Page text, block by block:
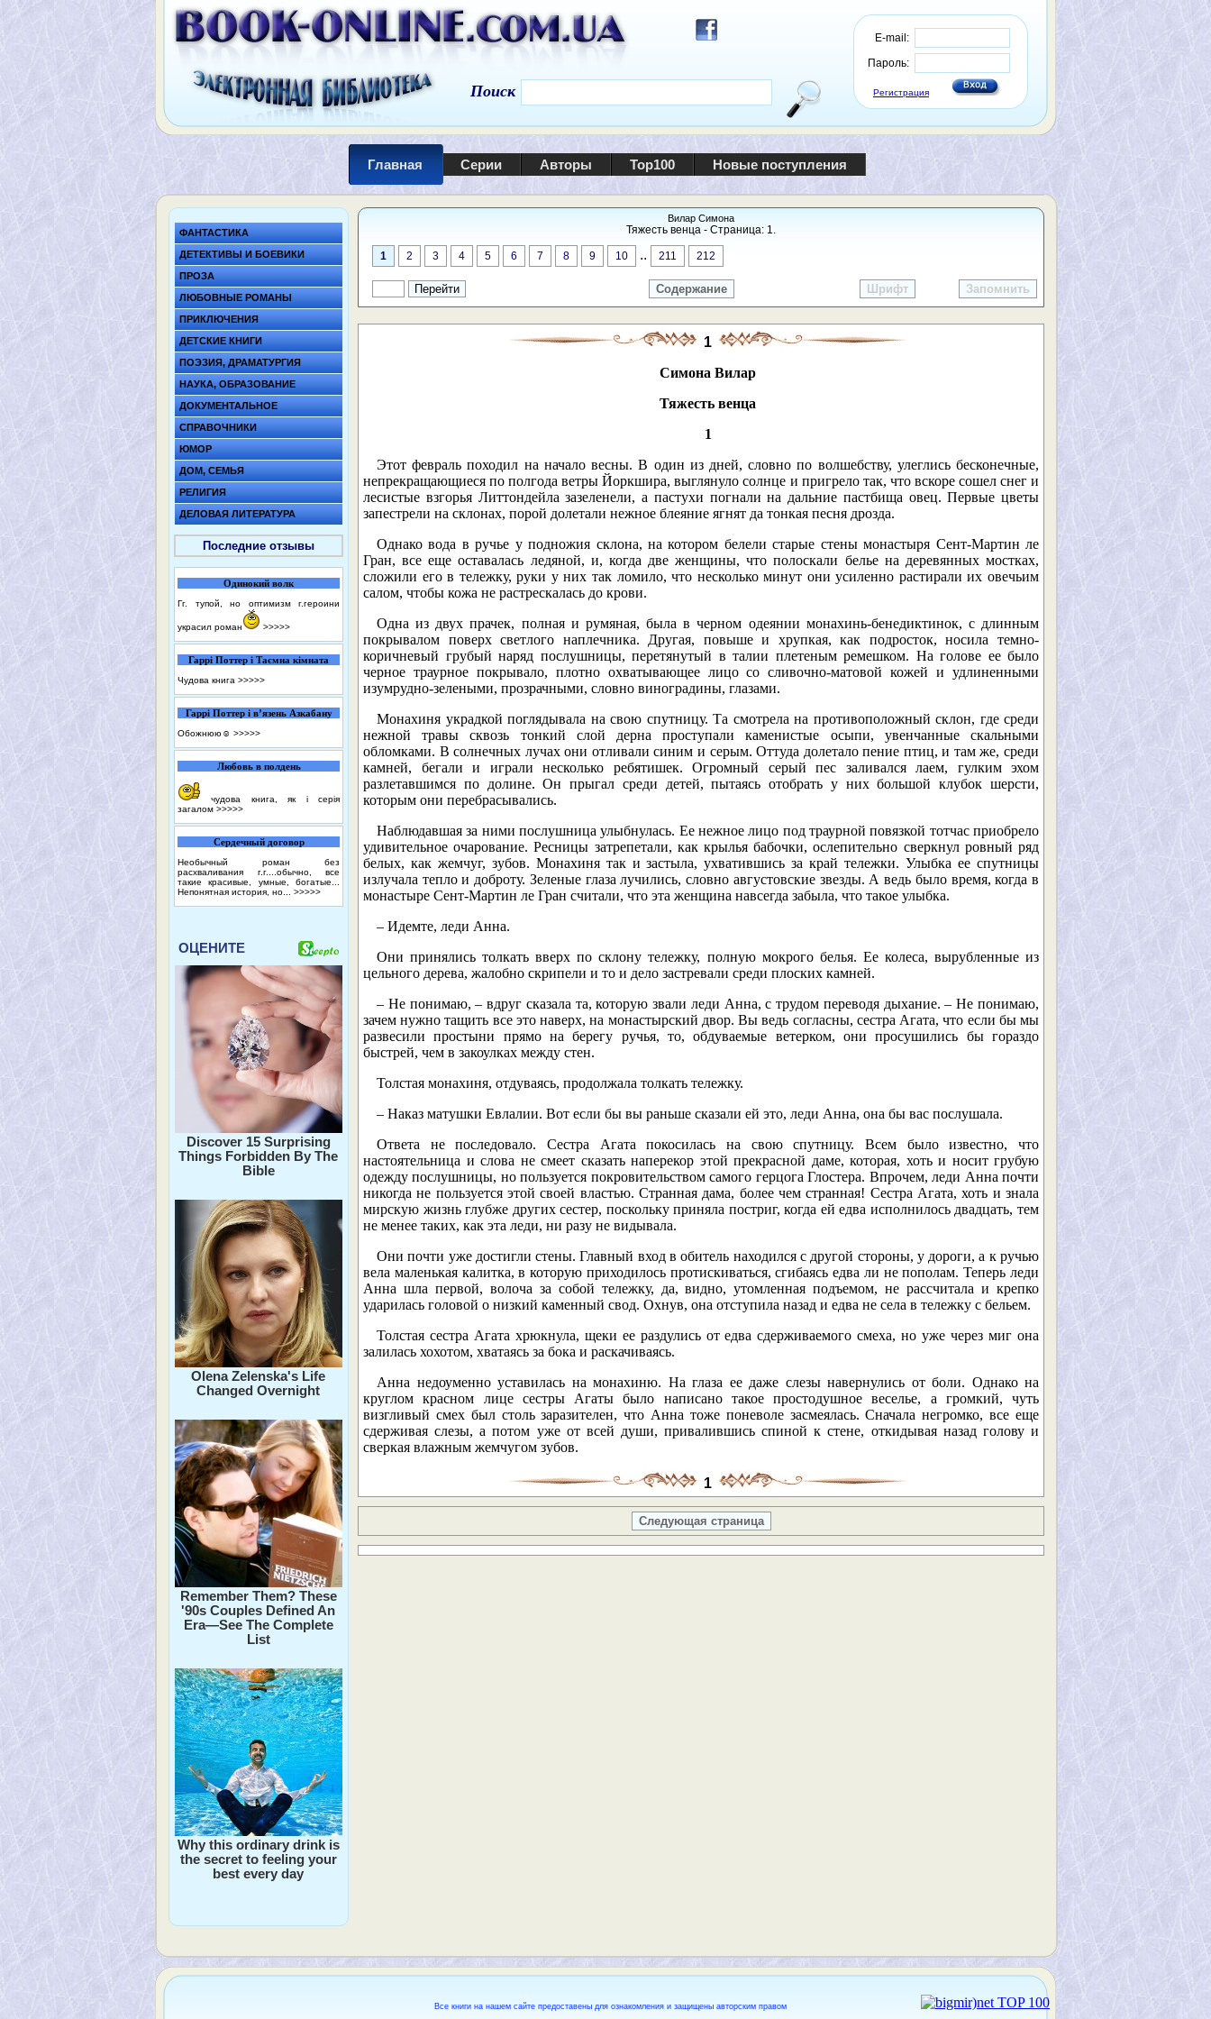
E-mail:
Пароль:
Регистрация
Поиск
Главная Серии Авторы Top100 Новые поступления
ФАНТАСТИКА
ДЕТЕКТИВЫ И БОЕВИКИ
ПРОЗА
ЛЮБОВНЫЕ РОМАНЫ
ПРИКЛЮЧЕНИЯ
ДЕТСКИЕ КНИГИ
ПОЭЗИЯ, ДРАМАТУРГИЯ
НАУКА, ОБРАЗОВАНИЕ
ДОКУМЕНТАЛЬНОЕ
СПРАВОЧНИКИ
ЮМОР
ДОМ, СЕМЬЯ
РЕЛИГИЯ
ДЕЛОВАЯ ЛИТЕРАТУРА
Последние отзывы
Одинокий волк
Гг. тупой, но оптимизм г.героини
украсил роман >>>>>
Гаррі Поттер і Таємна кімната
Чудова книга >>>>>
Гаррі Поттер і в’язень Азкабану
Обожнюю☺️ >>>>>
Любовь в полдень
чудова книга, як і серія
загалом >>>>>
Сердечный договор
Необычный роман без
расхваливания г.г....обычно, все
такие красивые, умные, богатые...
Непонятная история, но... >>>>>
ОЦЕНИТЕ
Discover 15 Surprising
Things Forbidden By The
Bible
Olena Zelenska's Life
Changed Overnight
Remember Them? These
'90s Couples Defined An
Era—See The Complete
List
Why this ordinary drink is
the secret to feeling your
best every day
Вилар Симона
Тяжесть венца - Страница: 1.
1 2 3 4 5 6 7 8 9 10 .. 211 212
Содержание Шрифт Запомнить
1
Симона Вилар
Тяжесть венца
1
Этот февраль походил на начало весны. В один из дней, словно по волшебству, улеглись бесконечные,
непрекращающиеся по полгода ветры Йоркшира, выглянуло солнце и пригрело так, что вскоре сошел снег и
лесистые взгорья Литтондейла зазеленели, а пастухи погнали на дальние пастбища овец. Первые цветы
запестрели на склонах, порой долетали нежное блеяние ягнят да тонкая песня дрозда.
Однако вода в ручье у подножия склона, на котором белели старые стены монастыря Сент-Мартин ле
Гран, все еще оставалась ледяной, и, когда две женщины, что полоскали белье на деревянных мостках,
сложили его в тележку, руки у них так ломило, что несколько минут они усиленно растирали их овечьим
салом, чтобы кожа не растрескалась до крови.
Одна из двух прачек, полная и румяная, была в черном одеянии монахинь-бенедиктинок, с длинным
покрывалом поверх светлого наплечника. Другая, повыше и хрупкая, как подросток, носила темно-
коричневый грубый наряд послушницы, перетянутый в талии плетеным ремешком. На голове ее было
черное траурное покрывало, плотно охватывающее лицо со сливочно-матовой кожей и удлиненными
изумрудно-зелеными, прозрачными, словно виноградины, глазами.
Монахиня украдкой поглядывала на свою спутницу. Та смотрела на противоположный склон, где среди
нежной травы сквозь тонкий слой дерна проступали каменистые осыпи, увенчанные скальными
обломками. В солнечных лучах они отливали синим и серым. Оттуда долетало пение птиц, и там же, среди
камней, бегали и играли несколько ребятишек. Огромный серый пес заливался лаем, гулким эхом
разлетавшимся по долине. Он прыгал среди детей, пытаясь отобрать у них большой клубок шерсти,
которым они перебрасывались.
Наблюдавшая за ними послушница улыбнулась. Ее нежное лицо под траурной повязкой тотчас приобрело
удивительное очарование. Ресницы затрепетали, как крылья бабочки, ослепительно сверкнул ровный ряд
белых, как жемчуг, зубов. Монахиня так и застыла, ухватившись за край тележки. Улыбка ее спутницы
излучала тепло и доброту. Зеленые глаза лучились, словно августовские звезды. А ведь было время, когда в
монастыре Сент-Мартин ле Гран считали, что эта женщина навсегда забыла, что такое улыбка.
– Идемте, леди Анна.
Они принялись толкать вверх по склону тележку, полную мокрого белья. Ее колеса, вырубленные из
цельного дерева, жалобно скрипели и то и дело застревали среди плоских камней.
– Не понимаю, – вдруг сказала та, которую звали леди Анна, с трудом переводя дыхание. – Не понимаю,
зачем нужно тащить все это наверх, на монастырский двор. Вы ведь согласны, сестра Агата, что если бы мы
развесили простыни прямо на берегу ручья, то, обдуваемые ветерком, они просушились бы гораздо
быстрей, чем в закоулках между стен.
Толстая монахиня, отдуваясь, продолжала толкать тележку.
– Наказ матушки Евлалии. Вот если бы вы раньше сказали ей это, леди Анна, она бы вас послушала.
Ответа не последовало. Сестра Агата покосилась на свою спутницу. Всем было известно, что
настоятельница и слова не смеет сказать наперекор этой прекрасной даме, которая, хоть и носит грубую
одежду послушницы, но пользуется покровительством самого герцога Глостера. Впрочем, леди Анна почти
никогда не пользуется этой своей властью. Странная дама, более чем странная! Сестра Агата, хоть и знала
мирскую жизнь глубже других сестер, поскольку приняла постриг, когда ей едва исполнилось двадцать, тем
не менее таких, как эта леди, ни разу не видывала.
Они почти уже достигли стены. Главный вход в обитель находился с другой стороны, у дороги, а к ручью
вела маленькая калитка, в которую приходилось протискиваться, сгибаясь едва ли не пополам. Теперь леди
Анна шла первой, волоча за собой тележку, да, видно, утомленная подъемом, не рассчитала и крепко
ударилась головой о низкий каменный свод. Охнув, она отступила назад и едва не села в тележку с бельем.
Толстая сестра Агата хрюкнула, щеки ее раздулись от едва сдерживаемого смеха, но уже через миг она
залилась хохотом, хватаясь за бока и раскачиваясь.
Анна недоуменно уставилась на монахиню. На глаза ее даже слезы навернулись от боли. Однако на
круглом красном лице сестры Агаты было написано такое простодушное веселье, а громкий, чуть
визгливый смех был столь заразителен, что Анна тоже поневоле засмеялась. Сначала негромко, все еще
сдерживая слезы, а потом уже от всей души, привалившись спиной к стене, откидывая назад голову и
сверкая влажным жемчугом зубов.
1
Следующая страница
Все книги на нашем сайте предоставены для ознакомления и защищены авторским правом